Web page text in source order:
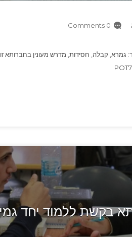
0 Comments
גמרא, קבלה, חסידות, מדרש מעונין בחברותא
בקשת ללמוד יחד